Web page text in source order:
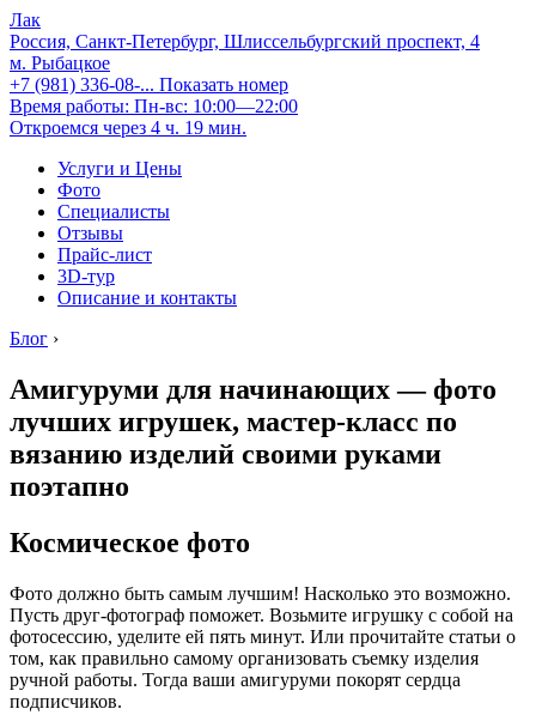
Лак
Россия, Санкт-Петербург, Шлиссельбургский проспект, 4
м. Рыбацкое
+7 (981) 336-08-... Показать номер
Время работы: Пн-вс: 10:00—22:00
Откроемся через 4 ч. 19 мин.
Услуги и Цены
Фото
Специалисты
Отзывы
Прайс-лист
3D-тур
Описание и контакты
Блог ›
Амигуруми для начинающих — фото
лучших игрушек, мастер-класс по
вязанию изделий своими руками
поэтапно
Космическое фото
Фото должно быть самым лучшим! Насколько это возможно.
Пусть друг-фотограф поможет. Возьмите игрушку с собой на
фотосессию, уделите ей пять минут. Или прочитайте статьи о
том, как правильно самому организовать съемку изделия
ручной работы. Тогда ваши амигуруми покорят сердца
подписчиков.